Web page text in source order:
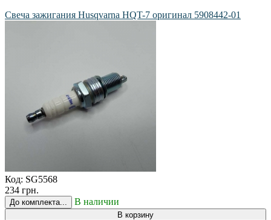
Свеча зажигания Husqvarna HQT-7 оригинал 5908442-01
Код: SG5568
234 грн.
До комплекта... В наличии
В корзину